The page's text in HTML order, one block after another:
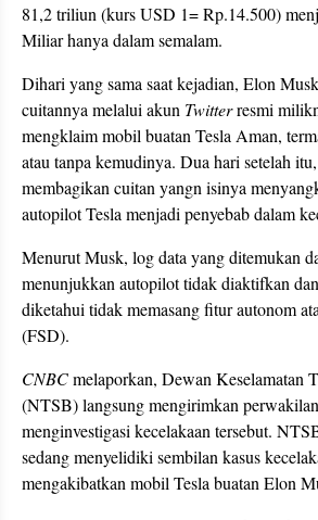
81,2 triliun (kurs USD 1= Rp.14.500)
Miliar hanya dalam semalam.
Dihari yang sama saat kejadian, Elon
cuitannya melalui akun Twitterresmi
mengklaim mobil buatan Tesla Aman,
atau tanpa kemudinya. Dua hari setelah
membagikan cuitan yangn isinya
autopilot Tesla menjadi penyebab dalam
Menurut Musk, log data yang ditemukan
menunjukkan autopilot tidak diaktifkan
diketahui tidak memasang fitur autonom
(FSD).
CNBCmelaporkan, Dewan Keselamatan
(NTSB) langsung mengirimkan
menginvestigasi kecelakaan tersebut.
sedang menyelidiki sembilan kasus
mengakibatkan mobil Tesla buatan Elon